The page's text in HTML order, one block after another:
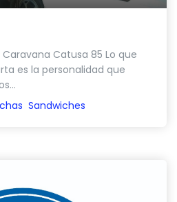
Catusa 85 Lo que
es la personalidad que
Sandwiches